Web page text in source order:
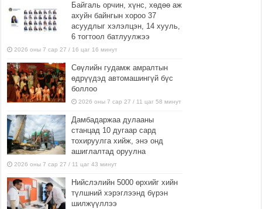
Байгаль орчин, хүнс, хөдөө аж
ахуйн байнгын хороо 37
асуудлыг хэлэлцэн, 14 хууль,
6 тогтоол батлуулжээ
2026 оны 7 сар 27 / 16 цаг 16 минут
Сөүлийн гудамж амралтын
өдрүүдэд автомашингүй бүс
боллоо
2026 оны 7 сар 27 / 11 цаг 58 минут
Дамбадаржаа дулааны
станцад 10 дугаар сард
тохируулга хийж, энэ онд
ашиглалтад оруулна
2026 оны 7 сар 27 / 11 цаг 43 минут
Нийслэлийн 5000 өрхийг хийн
түлшний хэрэглээнд бүрэн
шилжүүллээ